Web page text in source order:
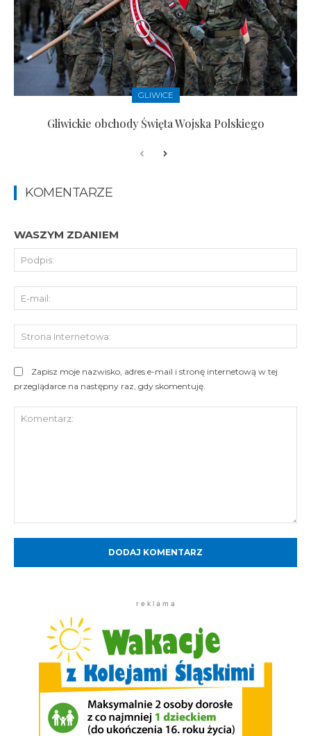
GLIWICE
Gliwickie obchody Święta Wojska Polskiego
KOMENTARZE
WASZYM ZDANIEM
Zapisz moje nazwisko, adres e-mail i stronę internetową w tej
przeglądarce na następny raz, gdy skomentuję.
r e k l a m a